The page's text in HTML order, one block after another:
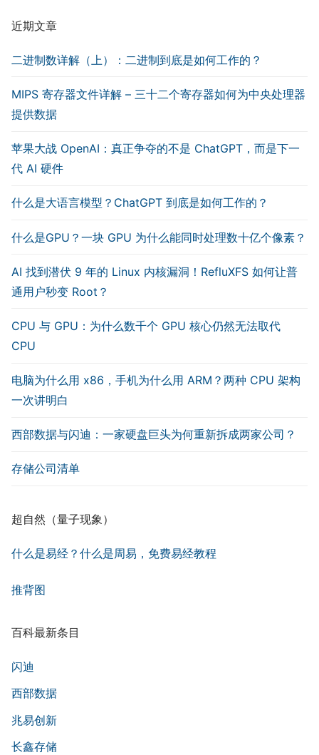
近期文章
二进制数详解（上）：二进制到底是如何工作的？
MIPS 寄存器文件详解 – 三十二个寄存器如何为中央处理器
提供数据
苹果大战 OpenAI：真正争夺的不是 ChatGPT，而是下一
代 AI 硬件
什么是大语言模型？ChatGPT 到底是如何工作的？
什么是GPU？一块 GPU 为什么能同时处理数十亿个像素？
AI 找到潜伏 9 年的 Linux 内核漏洞！RefluXFS 如何让普
通用户秒变 Root？
CPU 与 GPU：为什么数千个 GPU 核心仍然无法取代
CPU
电脑为什么用 x86，手机为什么用 ARM？两种 CPU 架构
一次讲明白
西部数据与闪迪：一家硬盘巨头为何重新拆成两家公司？
存储公司清单
超自然（量子现象）
什么是易经？什么是周易，免费易经教程
推背图
百科最新条目
闪迪
西部数据
兆易创新
长鑫存储